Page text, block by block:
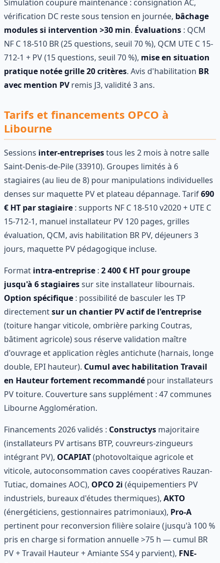
Simulation coupure maintenance : consignation AC,
vérification DC reste sous tension en journée, bâchage
modules si intervention >30 min. Évaluations : QCM
NF C 18-510 BR (25 questions, seuil 70 %), QCM UTE C 15-
712-1 + PV (15 questions, seuil 70 %), mise en situation
pratique notée grille 20 critères. Avis d'habilitation BR
avec mention PVremis J3, validité 3 ans.
Tarifs et financements OPCO à
Libourne
Sessions inter-entreprisestous les 2 mois à notre salle
Saint-Denis-de-Pile (33910). Groupes limités à 6
stagiaires (au lieu de 8) pour manipulations individuelles
denses sur maquette PV et plateau dépannage. Tarif690
€ HT par stagiaire : supports NF C 18-510 v2020 + UTE C
15-712-1, manuel installateur PV 120 pages, grilles
évaluation, QCM, avis habilitation BR PV, déjeuners 3
jours, maquette PV pédagogique incluse.
Format intra-entreprise : 2 400 € HT pour groupe
jusqu'à 6 stagiairessur site installateur libournais.
Option spécifique : possibilité de basculer les TP
directementsur un chantier PV actif de l'entreprise
(toiture hangar viticole, ombrière parking Coutras,
bâtiment agricole) sous réserve validation maître
d'ouvrage et application règles antichute (harnais, longe
double, EPI hauteur). Cumul avec habilitation Travail
en Hauteur fortement recommandé pour installateurs
PV toiture. Couverture sans supplément : 47 communes
Libourne Agglomération.
Financements 2026 validés : Constructys majoritaire
(installateurs PV artisans BTP, couvreurs-zingueurs
intégrant PV), OCAPIAT(photovoltaïque agricole et
viticole, autoconsommation caves coopératives Rauzan-
Tutiac, domaines AOC), OPCO 2i (équipementiers PV
industriels, bureaux d'études thermiques), AKTO
(énergéticiens, gestionnaires patrimoniaux), Pro-A
pertinent pour reconversion filière solaire (jusqu'à 100 %
pris en charge si formation annuelle >75 h — cumul BR
PV + Travail Hauteur + Amiante SS4 y parvient), FNE-